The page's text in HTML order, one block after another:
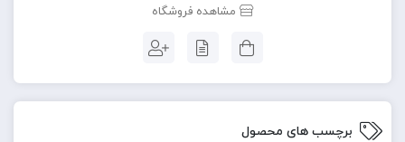
مشاهده فروشگاه
برچسب های محصول